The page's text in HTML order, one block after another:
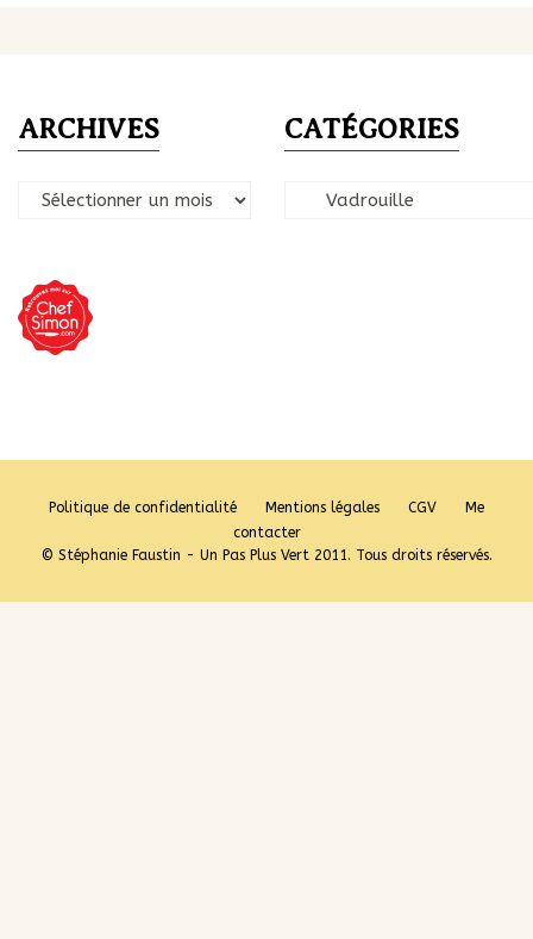
ARCHIVES
Archives
CATÉGORIES
Catégories
Politique de confidentialité Mentions légales CGV
Me
contacter
© Stéphanie Faustin - Un Pas Plus Vert 2011. Tous droits réservés.